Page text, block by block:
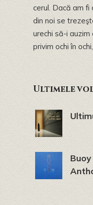
cerul. Dacă am fi
din noi se
urechi să-i
privim ochi în
Ultimele
Buoy